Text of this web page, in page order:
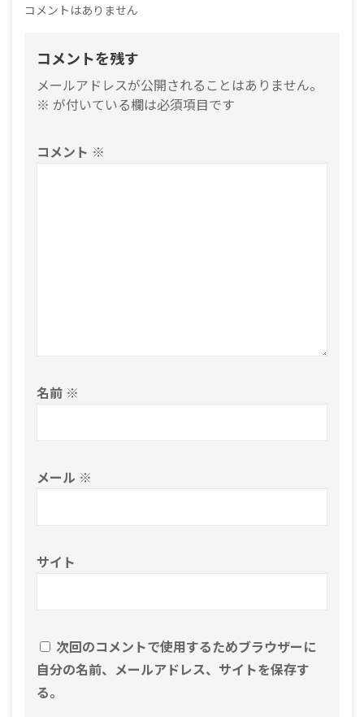
コメントはありません
コメントを残す
メールアドレスが公開されることはありません。
※ が付いている欄は必須項目です
コメント ※
名前 ※
メール ※
サイト
次回のコメントで使用するためブラウザーに
自分の名前、メールアドレス、サイトを保存す
る。